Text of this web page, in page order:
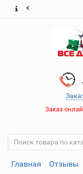
Заказ
Главная Отзывы